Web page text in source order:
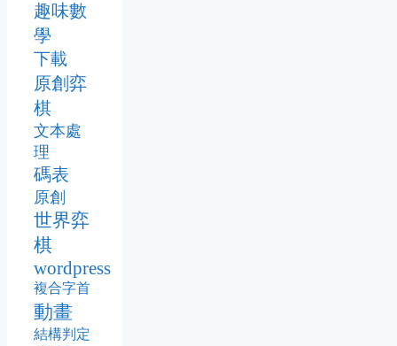
趣味數
學
下載
原創弈
棋
文本處
理
碼表
原創
世界弈
棋
wordpress
複合字首
動畫
結構判定